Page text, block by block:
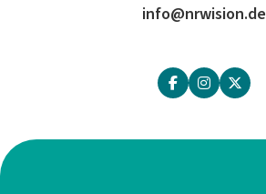
info@nrwision.de